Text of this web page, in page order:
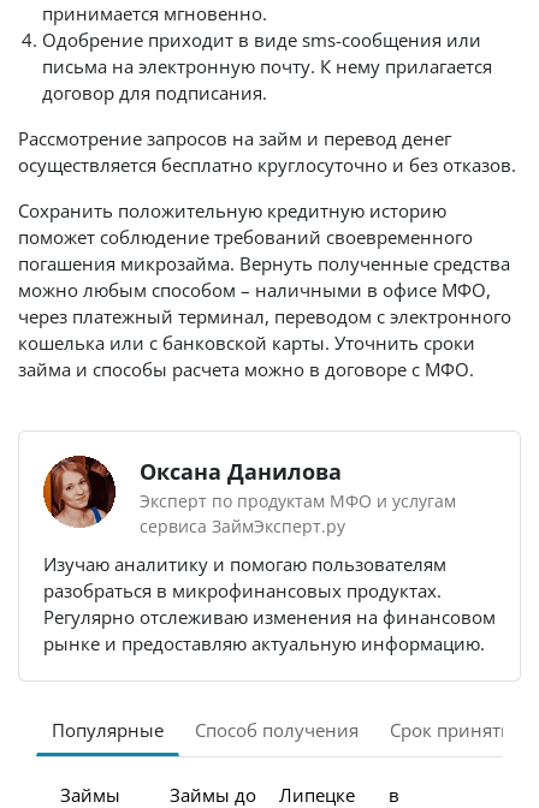
принимается мгновенно.
Одобрение приходит в виде sms-сообщения или
письма на электронную почту. К нему прилагается
договор для подписания.
Рассмотрение запросов на займ и перевод денег
осуществляется бесплатно круглосуточно и без отказов.
Сохранить положительную кредитную историю
поможет соблюдение требований своевременного
погашения микрозайма. Вернуть полученные средства
можно любым способом – наличными в офисе МФО,
через платежный терминал, переводом с электронного
кошелька или с банковской карты. Уточнить сроки
займа и способы расчета можно в договоре с МФО.
Оксана Данилова
Эксперт по продуктам МФО и услугам
сервиса ЗаймЭксперт.ру
Изучаю аналитику и помогаю пользователям
разобраться в микрофинансовых продуктах.
Регулярно отслеживаю изменения на финансовом
рынке и предоставляю актуальную информацию.
Популярные Способ получения Срок принятия
Займы
Займы до
Липецке
в